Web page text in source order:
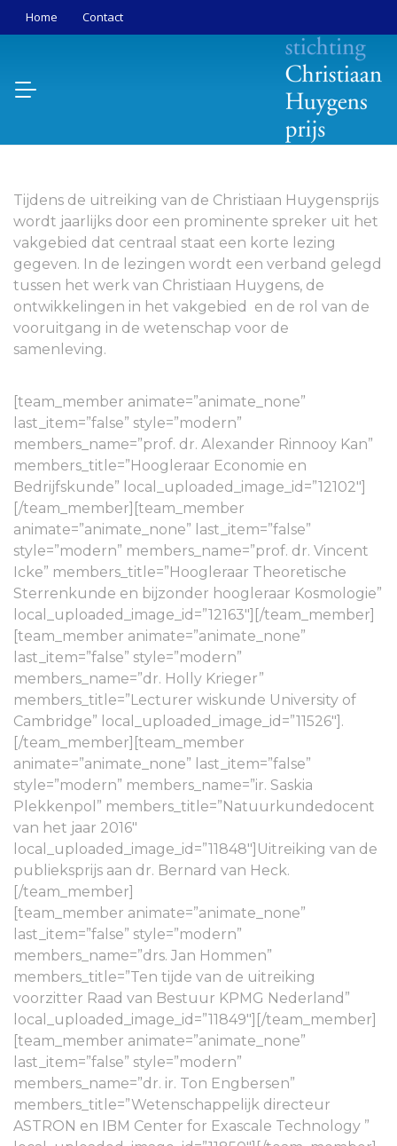
Home Contact
Tijdens de uitreiking van de Christiaan Huygensprijs
wordt jaarlijks door een prominente spreker uit het
vakgebied dat centraal staat een korte lezing
gegeven. In de lezingen wordt een verband gelegd
tussen het werk van Christiaan Huygens, de
ontwikkelingen in het vakgebied en de rol van de
vooruitgang in de wetenschap voor de
samenleving.
[team_member animate=”animate_none”
last_item=”false” style=”modern”
members_name=”prof. dr. Alexander Rinnooy Kan”
members_title=”Hoogleraar Economie en
Bedrijfskunde” local_uploaded_image_id=”12102″]
[/team_member][team_member
animate=”animate_none” last_item=”false”
style=”modern” members_name=”prof. dr. Vincent
Icke” members_title=”Hoogleraar Theoretische
Sterrenkunde en bijzonder hoogleraar Kosmologie”
local_uploaded_image_id=”12163″][/team_member]
[team_member animate=”animate_none”
last_item=”false” style=”modern”
members_name=”dr. Holly Krieger”
members_title=”Lecturer wiskunde University of
Cambridge” local_uploaded_image_id=”11526″].
[/team_member][team_member
animate=”animate_none” last_item=”false”
style=”modern” members_name=”ir. Saskia
Plekkenpol” members_title=”Natuurkundedocent
van het jaar 2016″
local_uploaded_image_id=”11848″]Uitreiking van de
publieksprijs aan dr. Bernard van Heck.
[/team_member]
[team_member animate=”animate_none”
last_item=”false” style=”modern”
members_name=”drs. Jan Hommen”
members_title=”Ten tijde van de uitreiking
voorzitter Raad van Bestuur KPMG Nederland”
local_uploaded_image_id=”11849″][/team_member]
[team_member animate=”animate_none”
last_item=”false” style=”modern”
members_name=”dr. ir. Ton Engbersen”
members_title=”Wetenschappelijk directeur
ASTRON en IBM Center for Exascale Technology ”